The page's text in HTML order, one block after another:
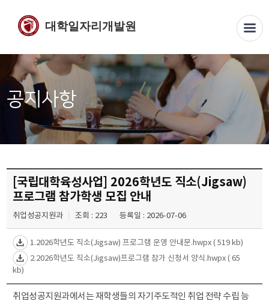
대학일자리개발원
공지사항
[국립대학육성사업] 2026학년도 직소(Jigsaw)
프로그램 참가학생 모집 안내
취업성공지원과 조회 : 223 등록일 : 2026-07-06
1.2026학년도 직소(Jigsaw) 프로그램 운영 안내문.hwpx( 519 kb)
2.2026학년도 직소(Jigsaw)프로그램 참가 신청서 양식.hwpx( 65
kb)
취업성공지원과에서는 재학생들의 자기주도적인 취업 전략 수립 능